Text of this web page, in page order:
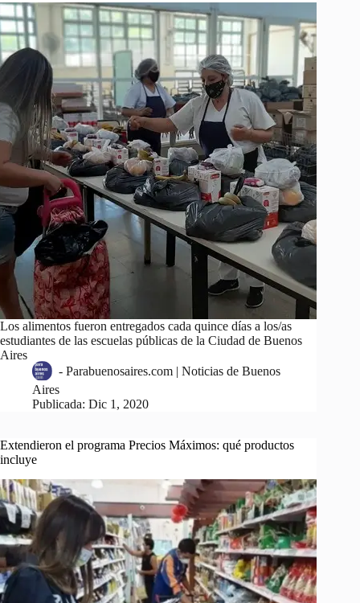
Los alimentos fueron entregados cada quince días a los/as
estudiantes de las escuelas públicas de la Ciudad de Buenos
Aires
- Parabuenosaires.com | Noticias de Buenos
Aires
Publicada: Dic 1, 2020
Extendieron el programa Precios Máximos: qué productos
incluye